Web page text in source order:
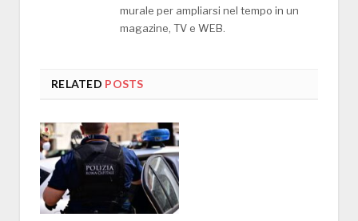
murale per ampliarsi nel tempo in un
magazine, TV e WEB.
RELATED POSTS